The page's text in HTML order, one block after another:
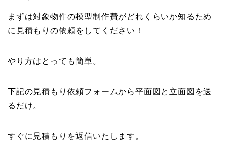
まずは対象物件の模型制作費がどれくらいか知るため
に見積もりの依頼をしてください！
やり方はとっても簡単。
下記の見積もり依頼フォームから平面図と立面図を送
るだけ。
すぐに見積もりを返信いたします。